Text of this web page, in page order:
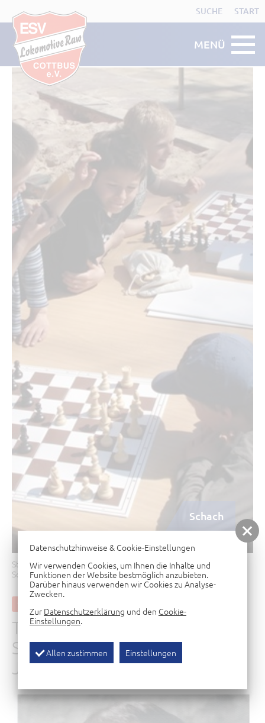
SUCHE START
MENÜ
Schach
Start Abteilungen Schach
Trauer um unseren
Schachfreund REINHARD JENTZSCH
TRAUER UM UNSEREN
SCHACHFREUND REINHARD
JENTZSCH
Datenschutzhinweise & Cookie-Einstellungen
Wir verwenden Cookies, um Ihnen die Inhalte und
Funktionen der Website bestmöglich anzubieten.
Darüber hinaus verwenden wir Cookies zu Analyse-
Zwecken.
Zur Datenschutzerklärung und den Cookie-
Einstellungen.
Allen zustimmen Einstellungen